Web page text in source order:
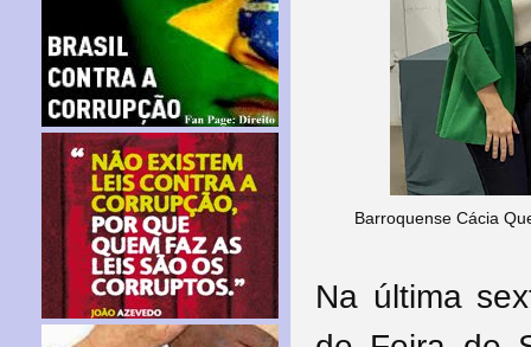
Barroquense Cácia
Na última